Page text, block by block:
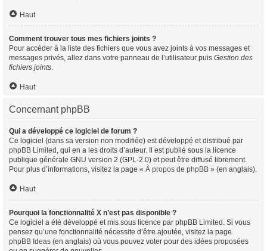
Haut
Comment trouver tous mes fichiers joints ?
Pour accéder à la liste des fichiers que vous avez joints à vos messages et
messages privés, allez dans votre panneau de l’utilisateur puis Gestion des
fichiers joints.
Haut
Concernant phpBB
Qui a développé ce logiciel de forum ?
Ce logiciel (dans sa version non modifiée) est développé et distribué par
phpBB Limited , qui en a les droits d’auteur. Il est publié sous la licence
publique générale GNU version 2 (GPL-2.0) et peut être diffusé librement.
Pour plus d’informations, visitez la page « À propos de phpBB » (en anglais).
Haut
Pourquoi la fonctionnalité X n’est pas disponible ?
Ce logiciel a été développé et mis sous licence par phpBB Limited. Si vous
pensez qu’une fonctionnalité nécessite d’être ajoutée, visitez la page
phpBB Ideas (en anglais) où vous pouvez voter pour des idées proposées